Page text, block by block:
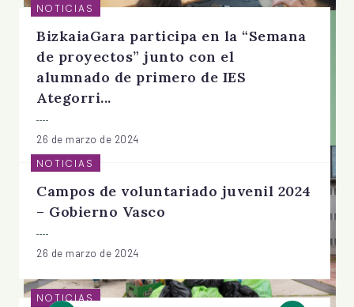
NOTICIAS
BizkaiaGara participa en la “Semana
de proyectos” junto con el
alumnado de primero de IES
Ategorri...
26 de marzo de 2024
NOTICIAS
Campos de voluntariado juvenil 2024
– Gobierno Vasco
26 de marzo de 2024
NOTICIAS